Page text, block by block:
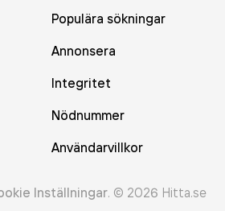
Populära sökningar
Annonsera
Integritet
Nödnummer
Användarvillkor
Inställningar. © 2026 Hitta.se